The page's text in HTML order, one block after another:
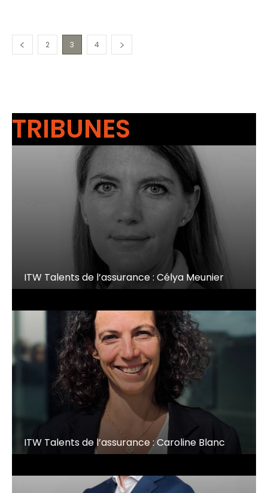
2 3 4
TRIBUNES
ITW Talents de l’assurance : Célya Meunier
ITW Talents de l’assurance : Caroline Blanc